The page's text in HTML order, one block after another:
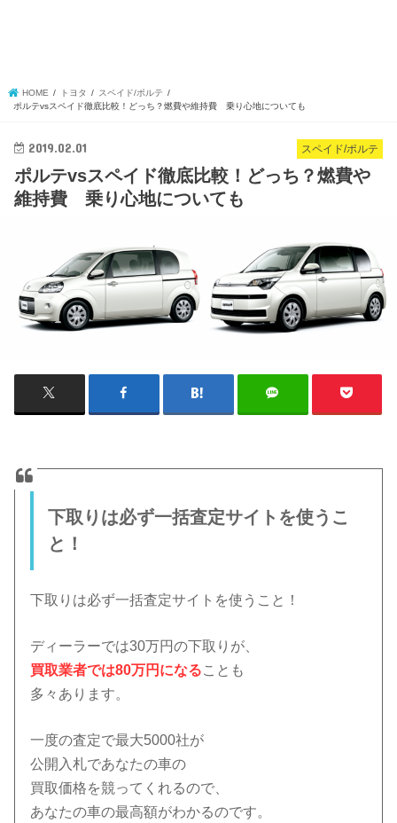
HOME トヨタ
スペイド/ポルテ
ポルテvsスペイド徹底比較！どっち？燃費や維持費 乗り心地についても
スペイド/ポルテ
2019.02.01
ポルテvsスペイド徹底比較！どっち？燃費や
維持費 乗り心地についても
下取りは必ず一括査定サイトを使うこ
と！
下取りは必ず一括査定サイトを使うこと！
ディーラーでは30万円の下取りが、
買取業者では80万円になることも
多々あります。
一度の査定で最大5000社が
公開入札であなたの車の
買取価格を競ってくれるので、
あなたの車の最高額がわかるのです。